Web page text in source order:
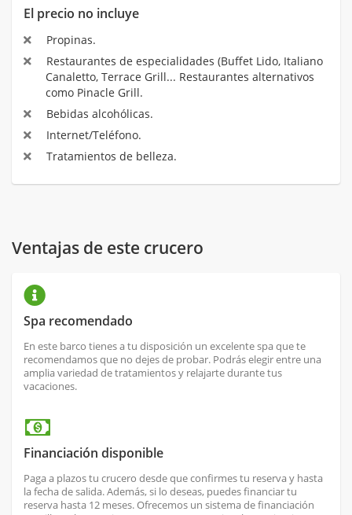
El precio no incluye
Propinas.
Restaurantes de especialidades (Buffet Lido, Italiano
Canaletto, Terrace Grill... Restaurantes alternativos
como Pinacle Grill.
Bebidas alcohólicas.
Internet/Teléfono.
Tratamientos de belleza.
Ventajas de este crucero
Spa recomendado
En este barco tienes a tu disposición un excelente spa que te
recomendamos que no dejes de probar. Podrás elegir entre una
amplia variedad de tratamientos y relajarte durante tus
vacaciones.
Financiación disponible
Paga a plazos tu crucero desde que confirmes tu reserva y hasta
la fecha de salida. Además, si lo deseas, puedes financiar tu
reserva hasta 12 meses. Ofrecemos un sistema de financiación